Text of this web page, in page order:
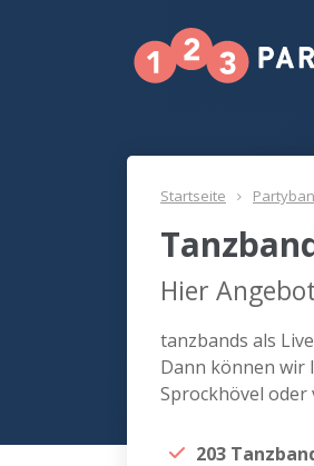
Startseite
Hier
tanzbands als
Dann können wir
Sprockhövel oder
203